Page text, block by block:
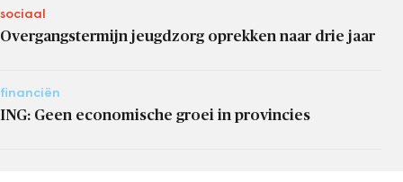
sociaal
Overgangstermijn jeugdzorg oprekken naar drie jaar
financiën
ING: Geen economische groei in provincies